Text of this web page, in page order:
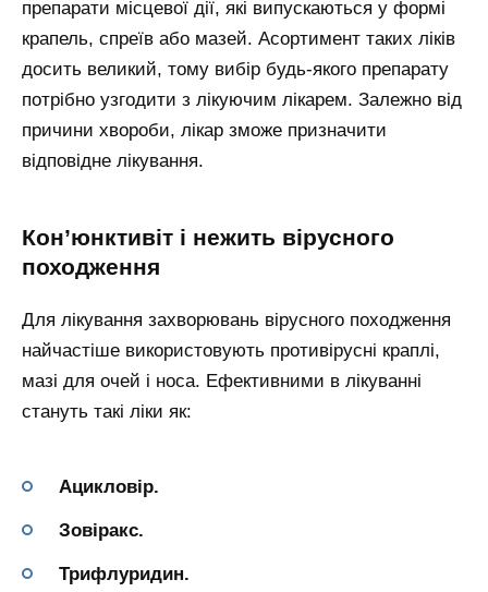
препарати місцевої дії, які випускаються у формі
крапель, спреїв або мазей. Асортимент таких ліків
досить великий, тому вибір будь-якого препарату
потрібно узгодити з лікуючим лікарем. Залежно від
причини хвороби, лікар зможе призначити
відповідне лікування.
Кон’юнктивіт і нежить вірусного
походження
Для лікування захворювань вірусного походження
найчастіше використовують противірусні краплі,
мазі для очей і носа. Ефективними в лікуванні
стануть такі ліки як:
Ацикловір.
Зовіракс.
Трифлуридин.